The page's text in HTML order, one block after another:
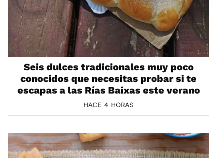
Seis dulces tradicionales muy poco
conocidos que necesitas probar si te
escapas a las Rías Baixas este verano
HACE 4 HORAS